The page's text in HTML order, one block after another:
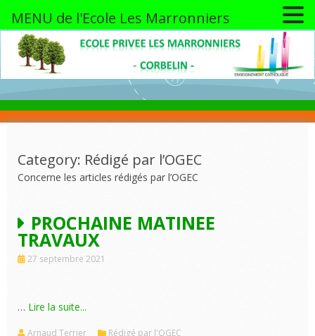
content
Category: Rédigé par l’OGEC
Concerne les articles rédigés par l’OGEC
PROCHAINE MATINEE
TRAVAUX
27 septembre 2021
… Lire la suite...
Arnaud Terrier Rédigé par l'OGEC
MENU de l'Ecole Les Marronniers